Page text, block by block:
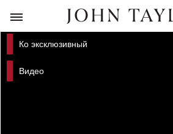
НАЗАД
Ко эксклюзивный
Видео